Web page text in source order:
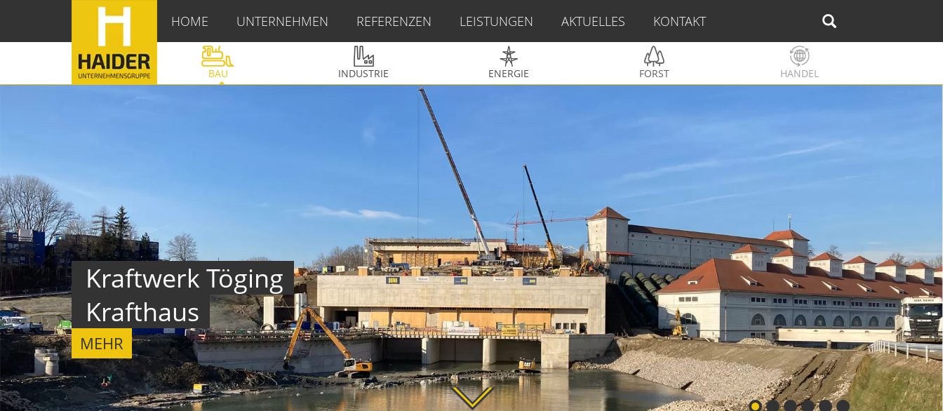
HOME UNTERNEHMEN REFERENZEN LEISTUNGEN AKTUELLES KONTAKT
BAU INDUSTRIE ENERGIE FORST HANDEL
Gargellen
MEHR